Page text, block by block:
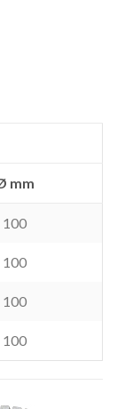
mm
100
100
100
100